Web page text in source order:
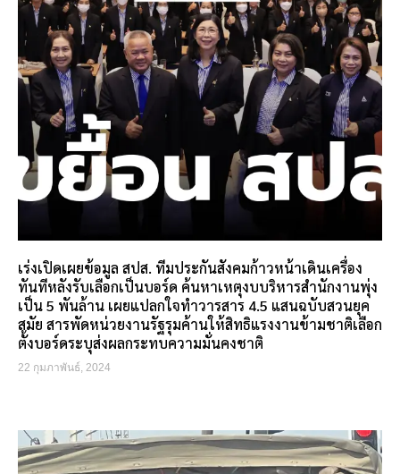
เร่งเปิดเผยข้อมูล สปส. ทีมประกันสังคมก้าวหน้าเดินเครื่อง
ทันทีหลังรับเลือกเป็นบอร์ด ค้นหาเหตุงบบริหารสำนักงานพุ่ง
เป็น 5 พันล้าน เผยแปลกใจทำวารสาร 4.5 แสนฉบับสวนยุค
สมัย สารพัดหน่วยงานรัฐรุมค้านให้สิทธิแรงงานข้ามชาติเลือก
ตั้งบอร์ดระบุส่งผลกระทบความมั่นคงชาติ
22 กุมภาพันธ์, 2024